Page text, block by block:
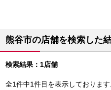
熊谷市の店舗を検索した
検索結果：1店舗
全1件中1件目を表示しておりま